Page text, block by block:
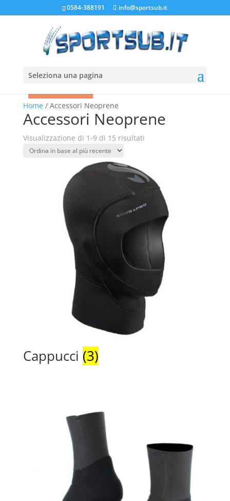
0584-388191 info@sportsub.it
Seleziona una pagina
Home/ Accessori Neoprene
Accessori Neoprene
Visualizzazione di 1-9 di 15 risultatiOrdina
al
più
recente
Cappucci (3)